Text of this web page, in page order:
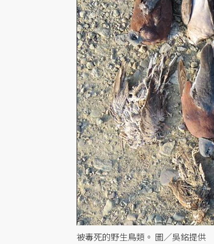
被毒死的野生鳥類。 圖／吳銘提供